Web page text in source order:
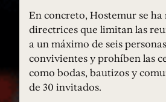
En concreto, Hostemur se
directrices que limitan las
a un máximo de seis
convivientes y prohíben las
como bodas, bautizos y
de 30 invitados.